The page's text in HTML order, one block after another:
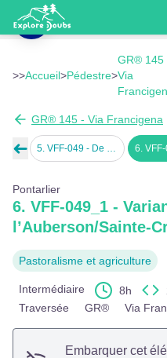
VFF-049_1 - Variante De
>>Accueil>Pédestre>
GR® 145
Via
GR® 145 - Via Francigena
➜Étape précédente
5. VFF-049 - De Pontarlier à Jougne 6.VFF-049_1 -
Pontarlier
6. VFF-049_1 -
l’Auberson/Sainte-
Pastoralisme et agriculture
Intermédiaire 8h
Traversée
GR® Via
Embarquer cet